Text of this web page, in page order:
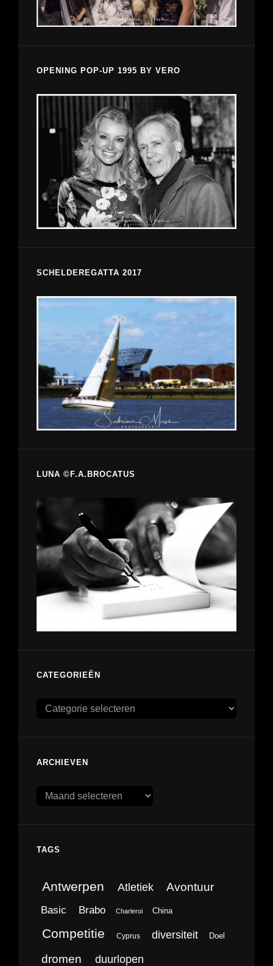
OPENING POP-UP 1995 BY VERO
SCHELDEREGATTA 2017
LUNA ©F.A.BROCATUS
CATEGORIEËN
Categorieën
ARCHIEVEN
Archieven
TAGS
Antwerpen Atletiek Avontuur
Basic Brabo Charleroi China
Competitie Cyprus diversiteit Doel
dromen duurlopen